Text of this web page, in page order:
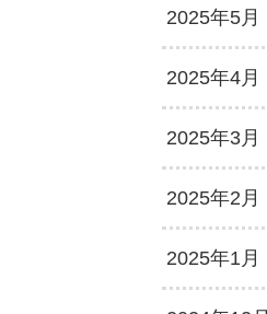
2025年5月
2025年4月
2025年3月
2025年2月
2025年1月